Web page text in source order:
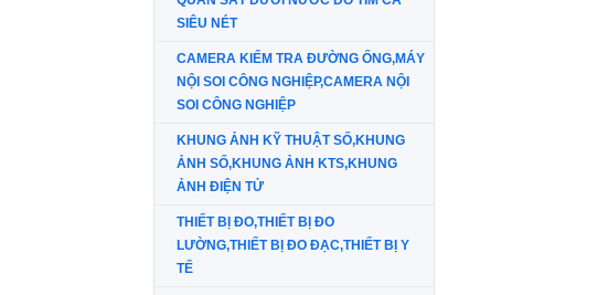
SIÊU NÉT
CAMERA KIỂM TRA ĐƯỜNG ỐNG,MÁY
NỘI SOI CÔNG NGHIỆP,CAMERA NỘI
SOI CÔNG NGHIỆP
KHUNG ẢNH KỸ THUẬT SỐ,KHUNG
ẢNH SỐ,KHUNG ẢNH KTS,KHUNG
ẢNH ĐIỆN TỬ
THIẾT BỊ ĐO,THIẾT BỊ ĐO
LƯỜNG,THIẾT BỊ ĐO ĐẠC,THIẾT BỊ Y
TẾ